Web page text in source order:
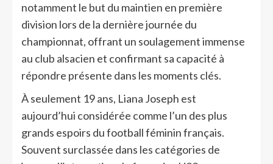
notamment le but du maintien en première
division lors de la dernière journée du
championnat, offrant un soulagement immense
au club alsacien et confirmant sa capacité à
répondre présente dans les moments clés.
À seulement 19 ans, Liana Joseph est
aujourd’hui considérée comme l’un des plus
grands espoirs du football féminin français.
Souvent surclassée dans les catégories de